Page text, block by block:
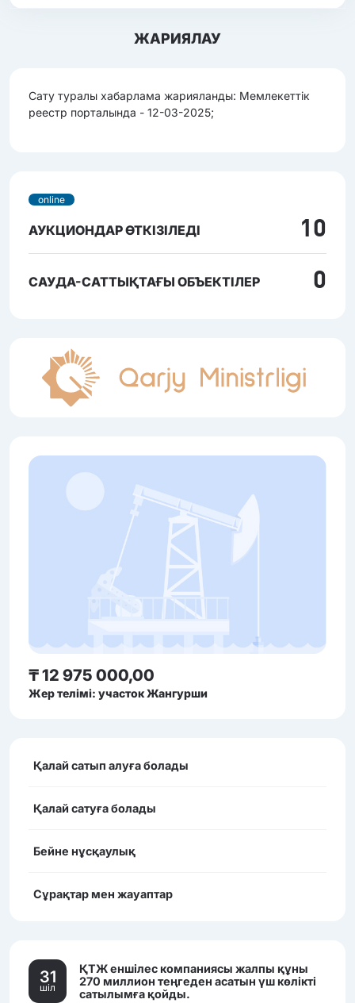
ЖАРИЯЛАУ
Сату туралы хабарлама жарияланды: Мемлекеттік
реестр порталында - 12-03-2025;
online
АУКЦИОНДАР ӨТКІЗІЛЕДІ 10
САУДА-САТТЫҚТАҒЫ ОБЪЕКТІЛЕР 0
₸ 12 975 000,00
Жер телімі: участок Жангурши
Қалай сатып алуға болады
Қалай сатуға болады
Бейне нұсқаулық
Сұрақтар мен жауаптар
31
шiл
ҚТЖ еншілес компаниясы жалпы құны
270 миллион теңгеден асатын үш көлікті
сатылымға қойды.